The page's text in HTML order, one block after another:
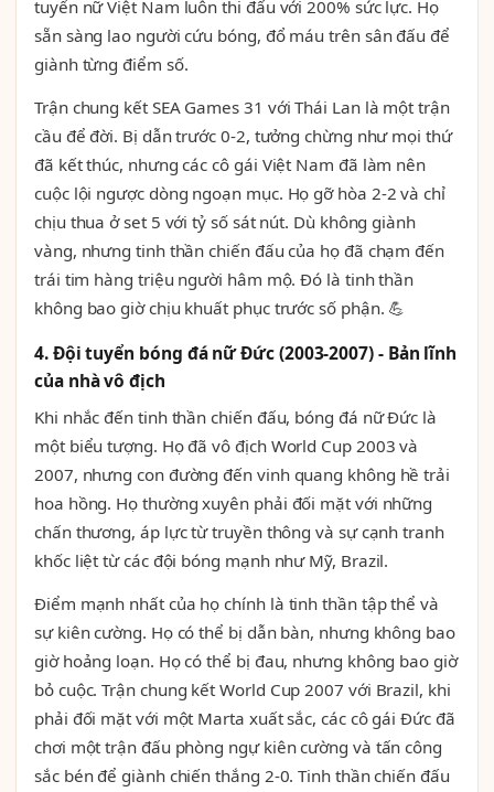
tuyển nữ Việt Nam luôn thi đấu với 200% sức lực. Họ
sẵn sàng lao người cứu bóng, đổ máu trên sân đấu để
giành từng điểm số.
Trận chung kết SEA Games 31 với Thái Lan là một trận
cầu để đời. Bị dẫn trước 0-2, tưởng chừng như mọi thứ
đã kết thúc, nhưng các cô gái Việt Nam đã làm nên
cuộc lội ngược dòng ngoạn mục. Họ gỡ hòa 2-2 và chỉ
chịu thua ở set 5 với tỷ số sát nút. Dù không giành
vàng, nhưng tinh thần chiến đấu của họ đã chạm đến
trái tim hàng triệu người hâm mộ. Đó là tinh thần
không bao giờ chịu khuất phục trước số phận. 💪
4. Đội tuyển bóng đá nữ Đức (2003-2007) - Bản lĩnh
của nhà vô địch
Khi nhắc đến tinh thần chiến đấu, bóng đá nữ Đức là
một biểu tượng. Họ đã vô địch World Cup 2003 và
2007, nhưng con đường đến vinh quang không hề trải
hoa hồng. Họ thường xuyên phải đối mặt với những
chấn thương, áp lực từ truyền thông và sự cạnh tranh
khốc liệt từ các đội bóng mạnh như Mỹ, Brazil.
Điểm mạnh nhất của họ chính là tinh thần tập thể và
sự kiên cường. Họ có thể bị dẫn bàn, nhưng không bao
giờ hoảng loạn. Họ có thể bị đau, nhưng không bao giờ
bỏ cuộc. Trận chung kết World Cup 2007 với Brazil, khi
phải đối mặt với một Marta xuất sắc, các cô gái Đức đã
chơi một trận đấu phòng ngự kiên cường và tấn công
sắc bén để giành chiến thắng 2-0. Tinh thần chiến đấu